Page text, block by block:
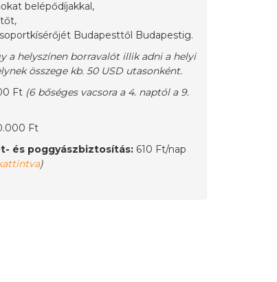
belépődíjakkal,
Budapesttől Budapestig.
a helyszínen borravalót illik adni a helyi
összege kb. 50 USD utasonként.
Ft (6 bőséges vacsora a 4. naptól a 9.
Ft
és poggyászbiztosítás:610 Ft/nap
)